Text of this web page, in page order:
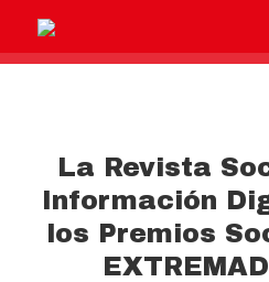
La Revista
Información
los Premios